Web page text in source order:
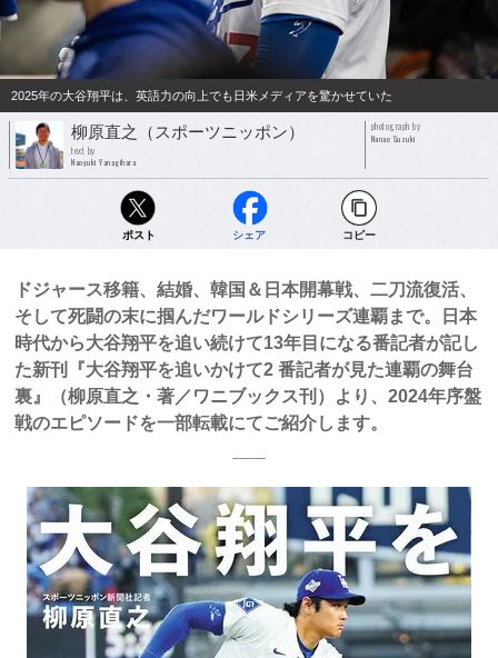
2025年の大谷翔平は、英語力の向上でも日米メディアを驚かせていた
柳原直之（スポーツニッポン）
text by
Naoyuki Yanagihara
photograph by
Nanae Suzuki
ポスト シェア コピー
ドジャース移籍、結婚、韓国＆日本開幕戦、二刀流復活、
そして死闘の末に掴んだワールドシリーズ連覇まで。日本
時代から大谷翔平を追い続けて13年目になる番記者が記し
た新刊『大谷翔平を追いかけて2 番記者が見た連覇の舞台
裏』（柳原直之・著／ワニブックス刊）より、2024年序盤
戦のエピソードを一部転載にてご紹介します。